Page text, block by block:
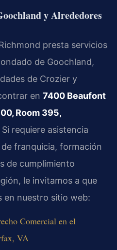
y Alrededores
presta servicios
de Goochland,
de Crozier y
en 7400 Beaufont
Room 395,
Si requiere asistencia
franquicia, formación
de cumplimiento
le invitamos a que
en nuestro sitio web:
Comercial en el
VA